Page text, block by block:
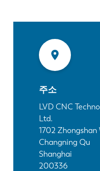
주소
LVD CNC
Ltd.
1702 Zhongshan
Changning Qu
Shanghai
200336
LVD 정보
LVD를발견하다
고객 사례
리소스 센터
산업 및 솔루션
직원 채용